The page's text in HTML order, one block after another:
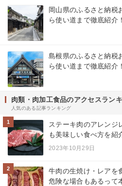
岡山県のふるさと納税
ら使い道まで徹底紹介！
島根県のふるさと納税
ら使い道まで徹底紹介！
肉類・肉加工食品のアクセスラン
人気のある記事ランキング
1
ステーキ肉のアレンジ
も美味しい食べ方を紹
2023年10月29日
2
牛肉の生焼け・レアを
危険な場合もあるって